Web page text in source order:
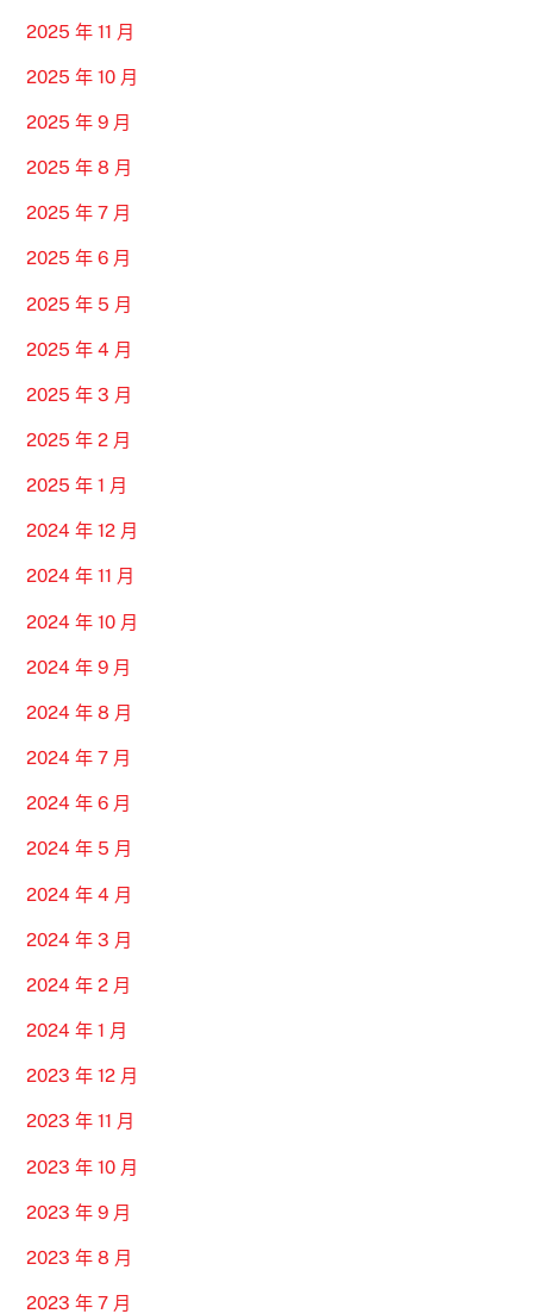
2025 年 11 月
2025 年 10 月
2025 年 9 月
2025 年 8 月
2025 年 7 月
2025 年 6 月
2025 年 5 月
2025 年 4 月
2025 年 3 月
2025 年 2 月
2025 年 1 月
2024 年 12 月
2024 年 11 月
2024 年 10 月
2024 年 9 月
2024 年 8 月
2024 年 7 月
2024 年 6 月
2024 年 5 月
2024 年 4 月
2024 年 3 月
2024 年 2 月
2024 年 1 月
2023 年 12 月
2023 年 11 月
2023 年 10 月
2023 年 9 月
2023 年 8 月
2023 年 7 月